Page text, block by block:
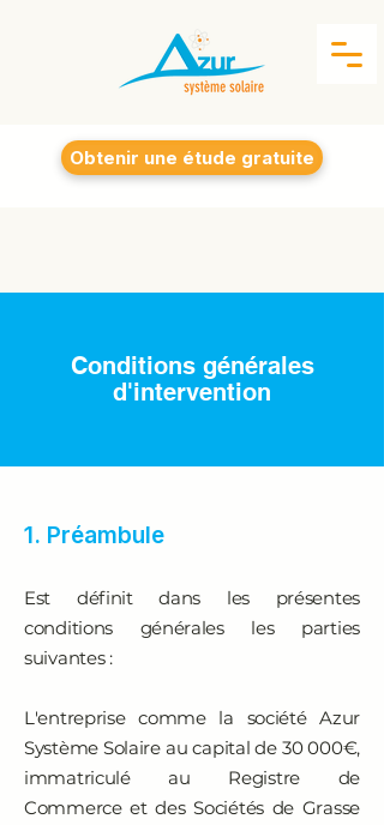
Obtenir une étude gratuite
Conditions générales
d'intervention
1. Préambule
Est définit dans les présentes
conditions générales les parties
suivantes :
L'entreprise comme la société Azur
Système Solaire au capital de 30 000€,
immatriculé au Registre de
Commerce et des Sociétés de Grasse